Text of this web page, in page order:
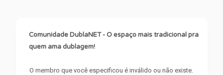
Comunidade DublaNET - O espaço mais tradicional pra
quem ama dublagem!
O membro que você especificou é inválido ou não existe.